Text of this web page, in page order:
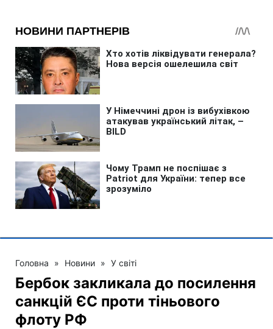
Головна » Новини » У світі
Бербок закликала до посилення
санкцій ЄС проти тіньового
флоту РФ